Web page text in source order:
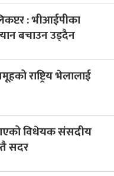
: भीआईपीका
बचाउन उड्दैन
राष्ट्रिय भेलालाई
विधेयक संसदीय
सदर